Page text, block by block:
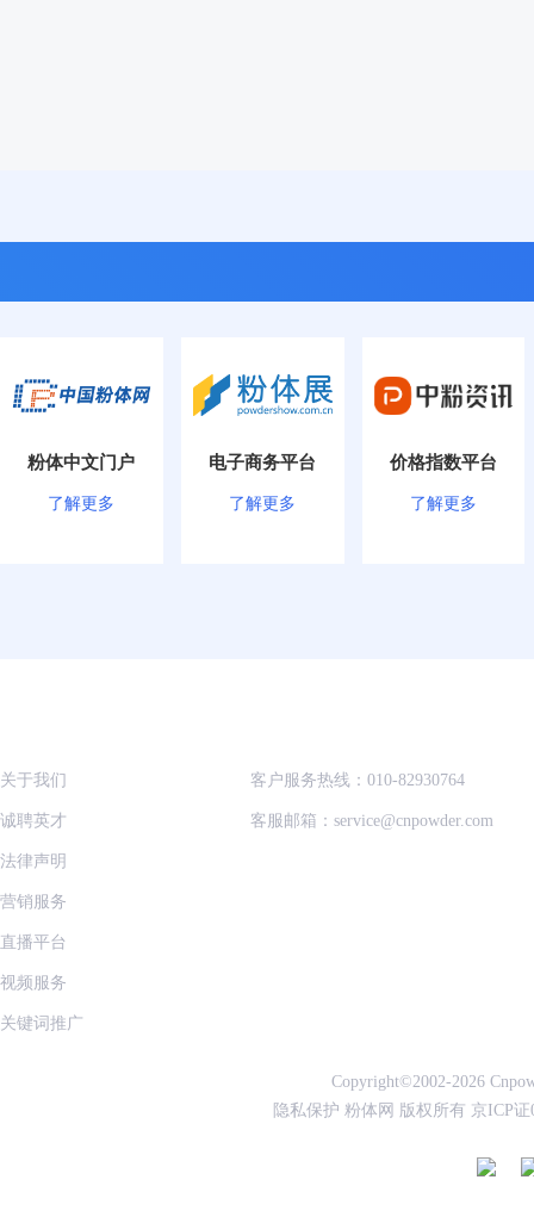
粉体中文门户
了解更多
电子商务平台
了解更多
价格指数平台
了解更多
关于我们
诚聘英才
法律声明
营销服务
直播平台
视频服务
关键词推广
客户服务热线：010-82930764
客服邮箱：service@cnpowder.com
Copyright©2002-2026
隐私保护 粉体网 版权所有 京ICP证